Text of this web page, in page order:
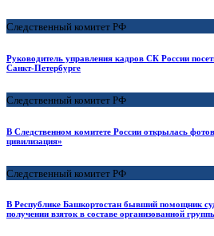
Следственный комитет РФ
Руководитель управления кадров СК России
Санкт-Петербурге
Следственный комитет РФ
В Следственном комитете России открылась
цивилизация»
Следственный комитет РФ
В Республике Башкортостан бывший помощник
получении взяток в составе организованной